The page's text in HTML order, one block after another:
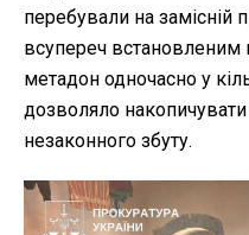
перебували на замісній
всупереч
метадон одночасно у
дозволяло
незаконного збуту.